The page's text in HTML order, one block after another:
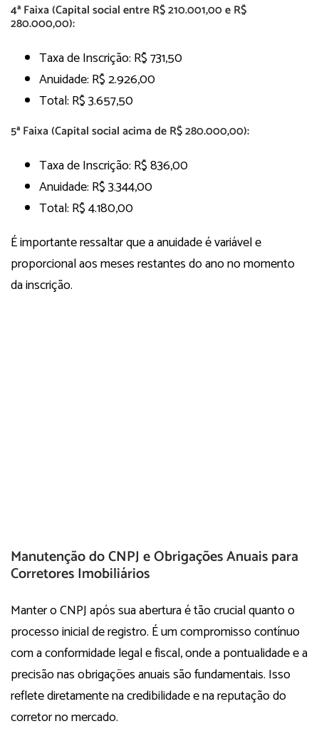
4ª Faixa (Capital social entre R$ 210.001,00 e R$
280.000,00):
Taxa de Inscrição: R$ 731,50
Anuidade: R$ 2.926,00
Total: R$ 3.657,50
5ª Faixa (Capital social acima de R$ 280.000,00):
Taxa de Inscrição: R$ 836,00
Anuidade: R$ 3.344,00
Total: R$ 4.180,00
É importante ressaltar que a anuidade é variável e
proporcional aos meses restantes do ano no momento
da inscrição.
Manutenção do CNPJ e Obrigações Anuais para
Corretores Imobiliários
Manter o CNPJ após sua abertura é tão crucial quanto o
processo inicial de registro. É um compromisso contínuo
com a conformidade legal e fiscal, onde a pontualidade e a
precisão nas obrigações anuais são fundamentais. Isso
reflete diretamente na credibilidade e na reputação do
corretor no mercado.